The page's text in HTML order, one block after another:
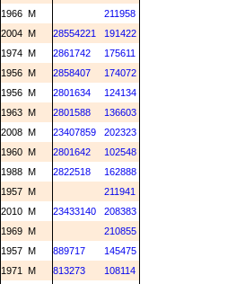
1966 M
211958
2004 M 28554221
191422
1974 M 2861742
175611
1956 M 2858407
174072
1956 M 2801634
124134
1963 M 2801588
136603
2008 M 23407859
202323
1960 M 2801642
102548
1988 M 2822518
162888
1957 M
211941
2010 M 23433140
208383
1969 M
210855
1957 M 889717
145475
1971 M 813273
108114